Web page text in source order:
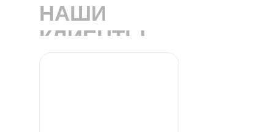
НАШИ
КЛИЕНТЫ